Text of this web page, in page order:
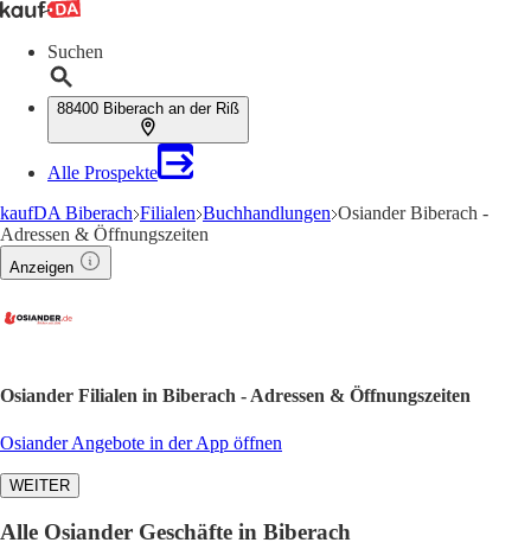
Suchen
88400 Biberach an der Riß
Alle Prospekte
kaufDA Biberach Filialen Buchhandlungen Osiander Biberach -
Adressen & Öffnungszeiten
Anzeigen
Osiander Filialen in Biberach - Adressen & Öffnungszeiten
Osiander Angebote in der App öffnen
WEITER
Alle Osiander Geschäfte in Biberach